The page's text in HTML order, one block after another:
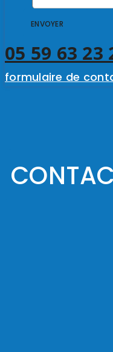
ENVOYER
05 59 63 23
formulaire de